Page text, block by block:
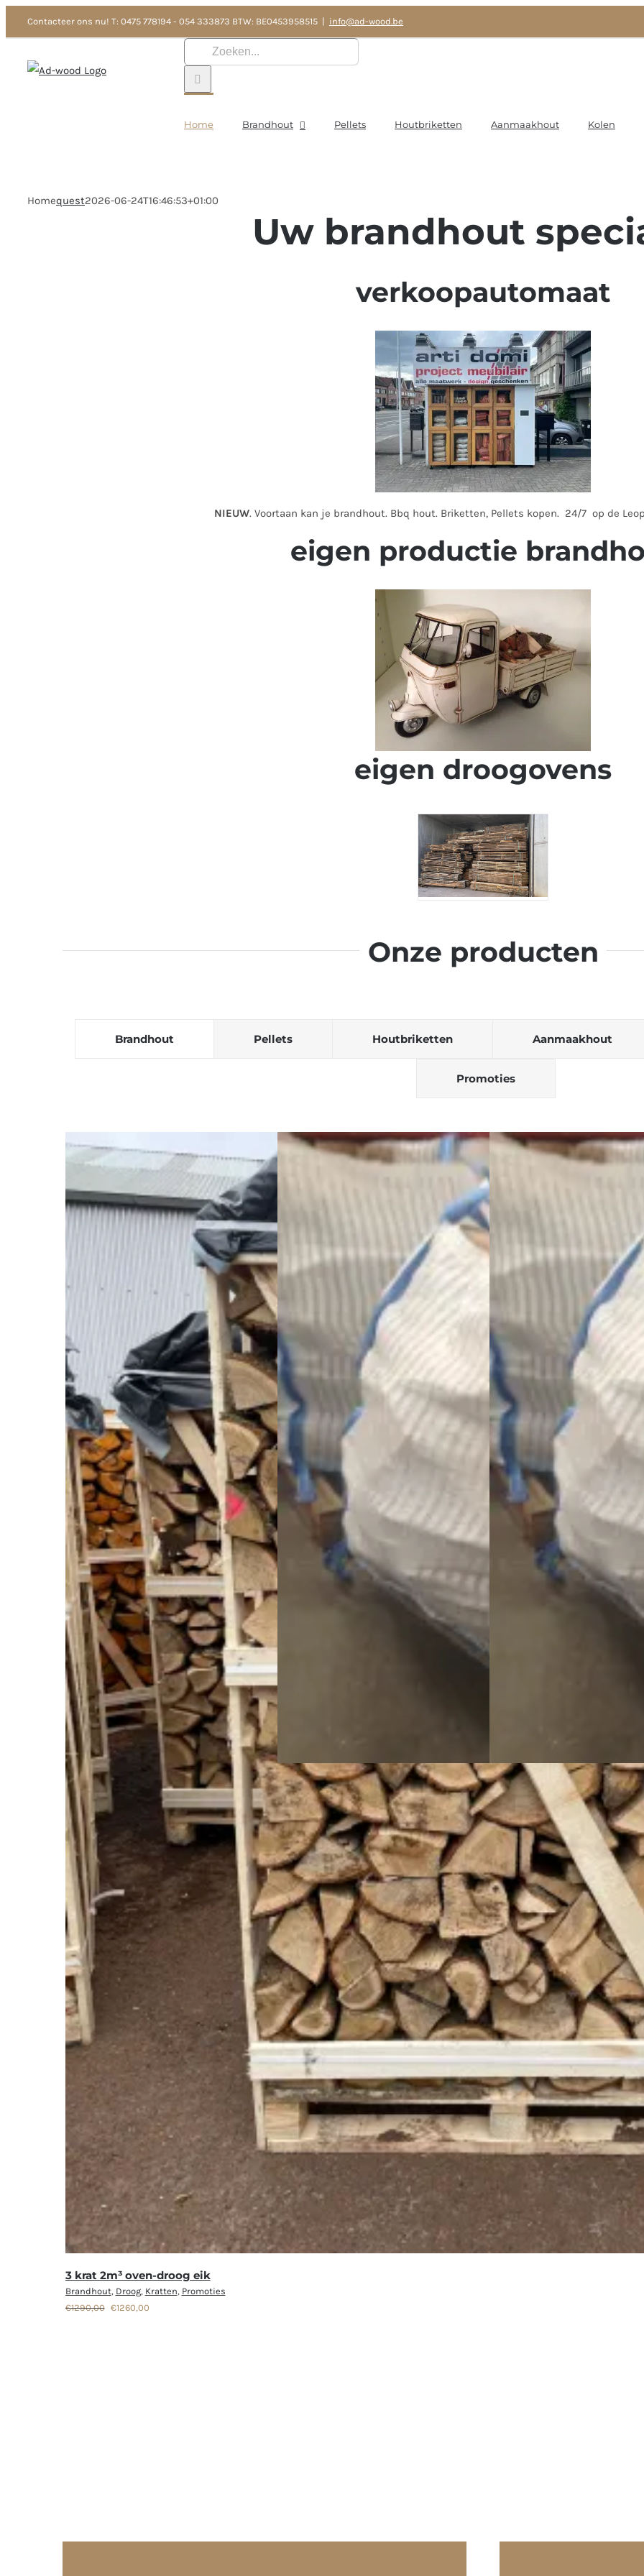
naar
Contacteer ons nu! T: 0475 778194 - 054 333873 BTW: BE0453958515 | info@ad-wood.be
Zoeken
naar:
Home Brandhout Pellets Houtbriketten Aanmaakhout Kolen
Homequest2026-06-24T16:46:53+01:00
Uw brandhout
verkoopautomaat
NIEUW. Voortaan kan je brandhout. Bbq hout. Briketten, Pellets kopen. 24/7 op de
eigen productie
eigen droogovens
Onze producten
Brandhout Pellets Houtbriketten Aanmaakhout
Promoties
3 krat 2m³ oven-droog eik
Brandhout, Droog, Kratten, Promoties
€1290,00 Oorspronkelijke
€1260,00Huidige
1 Big-Bag droog 2de keus
Big-Bag ,Brandhout,Droog
€145,00
1 Big-Bag half -droog 2de
Big-Bag Brandhout ,Halfdroog
€120,00